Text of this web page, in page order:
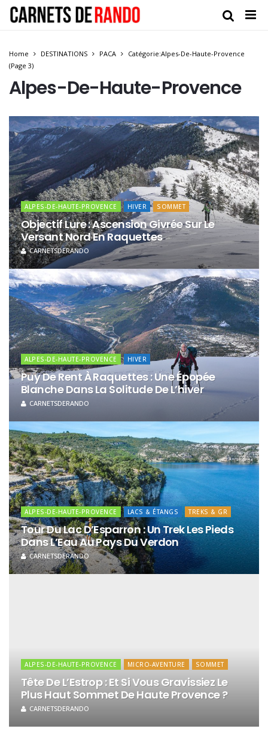
Home DESTINATIONS PACA
Catégorie:Alpes-De-Haute-Provence
(Page 3)
Alpes-De-Haute-Provence
ALPES-DE-HAUTE-PROVENCE HIVER SOMMET
Objectif Lure : Ascension Givrée Sur Le
Versant Nord En Raquettes
CARNETSDERANDO
ALPES-DE-HAUTE-PROVENCE HIVER
Puy De Rent À Raquettes : Une Épopée
Blanche Dans La Solitude De L’hiver
CARNETSDERANDO
ALPES-DE-HAUTE-PROVENCE LACS & ÉTANGS TREKS & GR
Tour Du Lac D’Esparron : Un Trek Les Pieds
Dans L’Eau Au Pays Du Verdon
CARNETSDERANDO
ALPES-DE-HAUTE-PROVENCE MICRO-AVENTURE SOMMET
Tête De L’Estrop : Et Si Vous Gravissiez Le
Plus Haut Sommet De Haute Provence ?
CARNETSDERANDO